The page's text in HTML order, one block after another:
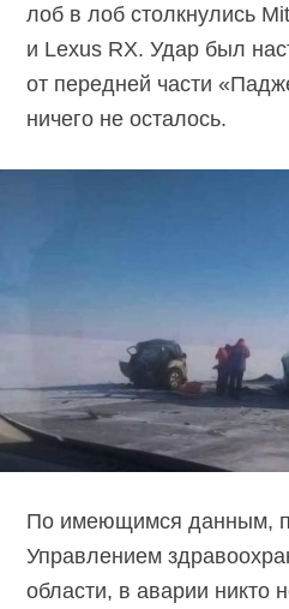
лоб в лоб столкнулись
и Lexus RX. Удар был
от передней части
ничего не осталось.
По имеющимся данным,
Управлением
области, в аварии никто